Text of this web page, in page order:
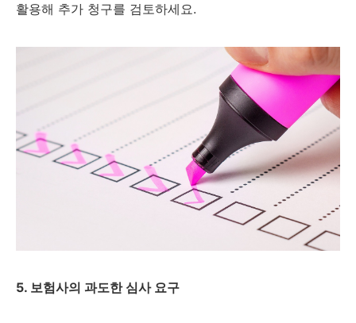
활용해 추가 청구를 검토하세요.
5. 보험사의 과도한 심사 요구